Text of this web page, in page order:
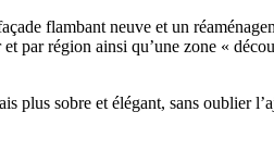
flambant neuve et un
par région ainsi qu’une zone «
plus sobre et élégant, sans oublier